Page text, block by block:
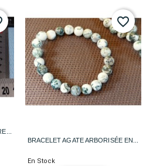
BRACELET AGATE ARBORISÉE EN...
En Stock
favorite_border